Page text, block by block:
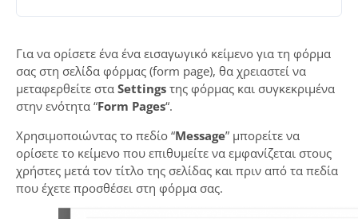
Για να ορίσετε ένα ένα εισαγωγικό κείμενο για τη φόρμα
σας στη σελίδα φόρμας (form page), θα χρειαστεί να
μεταφερθείτε στα Settings της φόρμας και συγκεκριμένα
στην ενότητα “Form Pages“.
Χρησιμοποιώντας το πεδίο “Message” μπορείτε να
ορίσετε το κείμενο που επιθυμείτε να εμφανίζεται στους
χρήστες μετά τον τίτλο της σελίδας και πριν από τα πεδία
που έχετε προσθέσει στη φόρμα σας.